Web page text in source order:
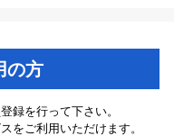
の方
録を行って下さい。
をご利用いただけます。